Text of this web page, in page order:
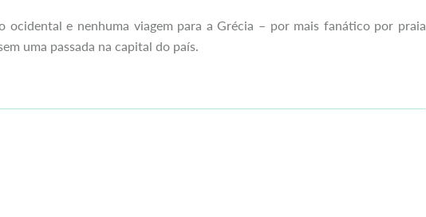
ocidental e nenhuma viagem para a Grécia – por mais fanático por praia
uma passada na capital do país.